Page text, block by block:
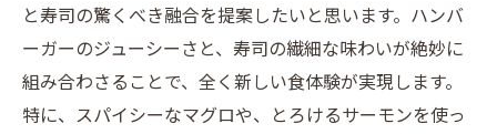
と寿司の驚くべき融合を提案したいと思います。ハンバ
ーガーのジューシーさと、寿司の繊細な味わいが絶妙に
組み合わさることで、全く新しい食体験が実現します。
特に、スパイシーなマグロや、とろけるサーモンを使っ